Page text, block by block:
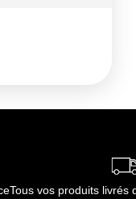
Tous vos produits livrés